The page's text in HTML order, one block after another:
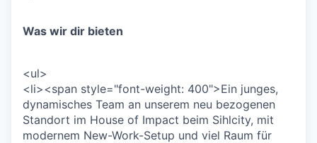
Was wir dir bieten
<ul>
<li><span style="font-weight: 400">Ein junges,
dynamisches Team an unserem neu bezogenen
Standort im House of Impact beim Sihlcity, mit
modernem New-Work-Setup und viel Raum für